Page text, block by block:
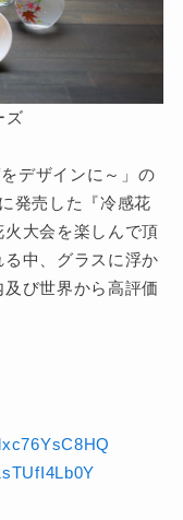
ズ
デザインに～」の
発売した『冷感花
大会を楽しんで頂
中、グラスに浮か
び世界から高評価